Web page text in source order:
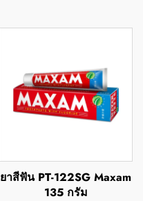
ยาสีฟัน PT-122SG Maxam
135 กรัม